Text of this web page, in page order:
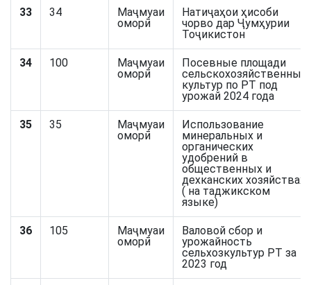
33 34
Маҷмуаи
оморӣ
Натиҷаҳои ҳисоби
чорво дар Ҷумҳурии
Тоҷикистон
34 100
Маҷмуаи
оморӣ
Посевные площади
сельскохозяйственных
культур по РТ под
урожай 2024 года
35 35
Маҷмуаи
оморӣ
Использование
минеральных и
органических
удобрений в
общественных и
дехканских хозяйствах
( на таджикском
языке)
36 105
Маҷмуаи
оморӣ
Валовой сбор и
урожайность
сельхозкультур РТ за
2023 год